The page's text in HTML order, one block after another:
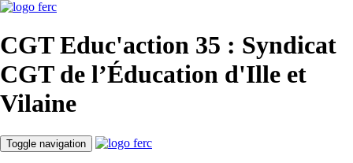
CGT Educ'action 35 : Syndicat
CGT de l’Éducation d'Ille et
Vilaine
Toggle navigation